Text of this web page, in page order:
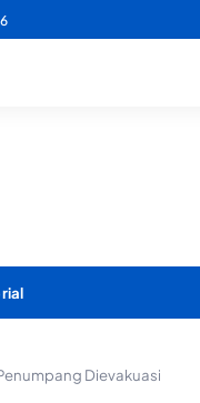
Menyeluruh
Dievakuasi